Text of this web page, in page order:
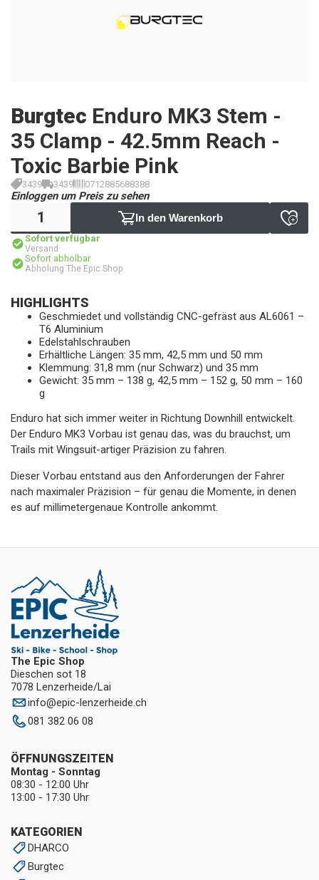
Burgtec Enduro MK3 Stem -
35 Clamp - 42.5mm Reach -
Toxic Barbie Pink
3439 3439 0712885688388
Einloggen um Preis zu sehen
In den Warenkorb
Sofort verfügbar
Versand
Sofort abholbar
Abholung The Epic Shop
HIGHLIGHTS
Geschmiedet und vollständig CNC-gefräst aus AL6061 –
T6 Aluminium
Edelstahlschrauben
Erhältliche Längen: 35 mm, 42,5 mm und 50 mm
Klemmung: 31,8 mm (nur Schwarz) und 35 mm
Gewicht: 35 mm – 138 g, 42,5 mm – 152 g, 50 mm – 160
g
Enduro hat sich immer weiter in Richtung Downhill entwickelt.
Der Enduro MK3 Vorbau ist genau das, was du brauchst, um
Trails mit Wingsuit-artiger Präzision zu fahren.
Dieser Vorbau entstand aus den Anforderungen der Fahrer
nach maximaler Präzision – für genau die Momente, in denen
es auf millimetergenaue Kontrolle ankommt.
The Epic Shop
Dieschen sot 18
7078 Lenzerheide/Lai
info@epic-lenzerheide.ch
081 382 06 08
KATEGORIEN
DHARCO
Burgtec
ÖFFNUNGSZEITEN
Montag - Sonntag
08:30 - 12:00 Uhr
13:00 - 17:30 Uhr